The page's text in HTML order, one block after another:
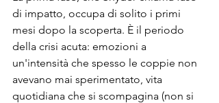
di impatto, occupa di solito i primi
mesi dopo la scoperta. È il periodo
della crisi acuta: emozioni a
un'intensità che spesso le coppie non
avevano mai sperimentato, vita
quotidiana che si scompagina (non si